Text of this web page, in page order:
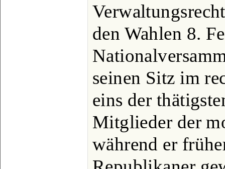
den Wahlen 8.
seinen Sitz im
eins der
Mitglieder der
während er